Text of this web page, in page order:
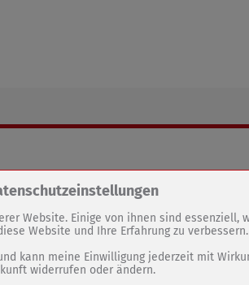
und blüht in Sömmerda
Seite notwendige Cookies / Drittanbieter:
Website (Wenko-Wenselaar GmbH & Co. KG)
/ SPAM Schutz
Website. Einige von ihnen sind essenziell,
Website und Ihre Erfahrung zu verbessern.
kann meine Einwilligung jederzeit mit
widerrufen oder ändern.